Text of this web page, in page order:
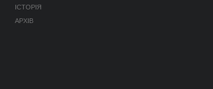
ІСТОРІЯ
АРХІВ